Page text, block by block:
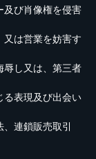
及び肖像権を侵害
又は営業を妨害す
辱し又は、第三者
る表現及び出会い
連鎖販売取引